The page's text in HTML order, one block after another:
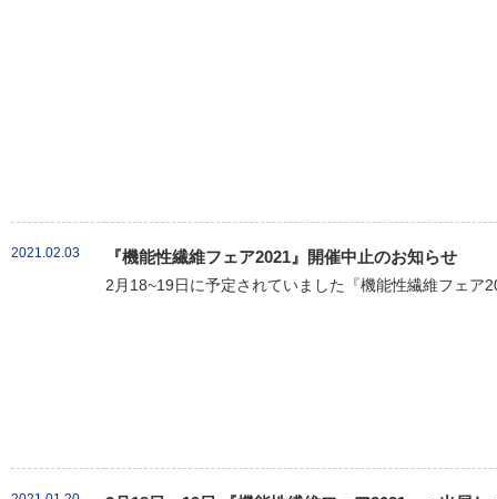
2021.02.03 『機能性繊維フェア2021』開催中止のお知らせ
2月18~19日に予定されていました『機能性繊維フェア